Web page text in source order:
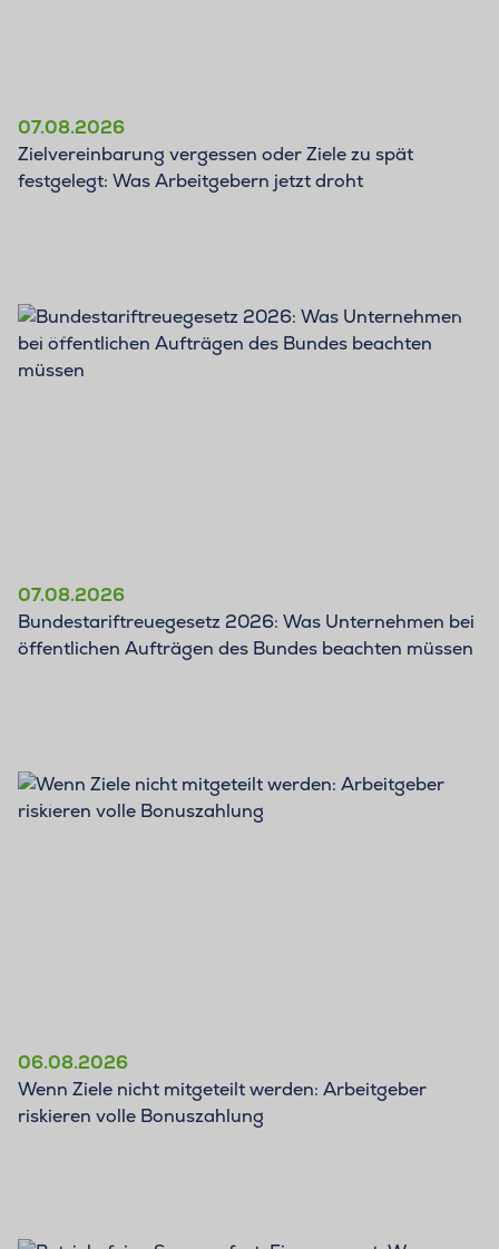
07.08.2026
Zielvereinbarung vergessen oder Ziele zu spät
festgelegt: Was Arbeitgebern jetzt droht
BLOG
07.08.2026
Bundestariftreuegesetz 2026: Was Unternehmen bei
öffentlichen Aufträgen des Bundes beachten müssen
BLOG
06.08.2026
Wenn Ziele nicht mitgeteilt werden: Arbeitgeber
riskieren volle Bonuszahlung